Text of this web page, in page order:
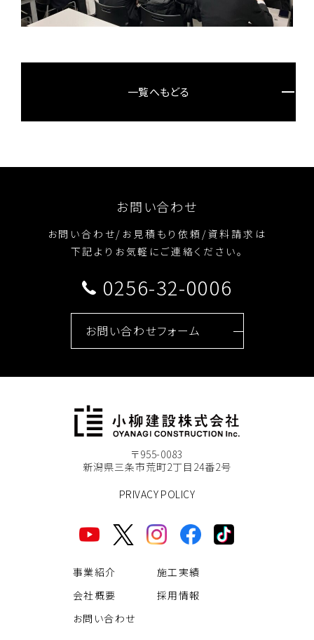
一覧へもどる
お問い合わせ
お問い合わせ/お見積もり依頼/資料請求は
下記よりお気軽にご連絡ください。
0256-32-0006
お問い合わせフォーム
〒955-0083
新潟県三条市荒町2丁目24番2号
PRIVACY POLICY
事業紹介
施工実績
会社概要
採用情報
お問い合わせ